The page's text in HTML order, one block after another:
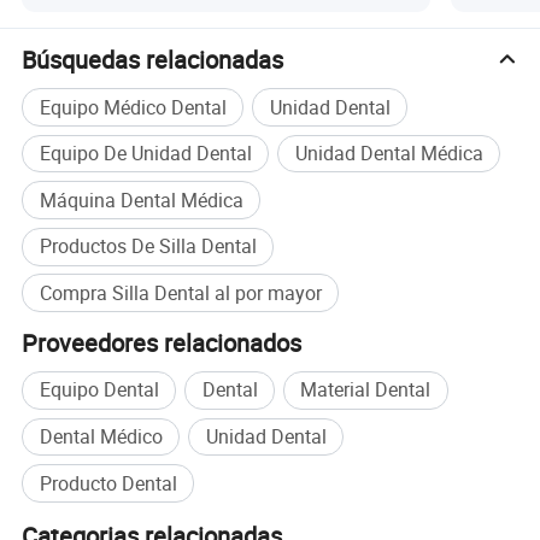
3 Presión de aire >0,55Mpa
Nuestra ventaja:
-rica experiencia y especialización en la industria dental por más
de 10 años.
-ubicado en el Centro Internacional de la Industria de
dispositivos médicos del Sur de China, ofrece una ventaja
absoluta de compra.
-poseer una cadena de suministro completa, los productos que
elegimos han inspecciona estrictamente, selecciona
Búsquedas relacionadas
Equipo Médico Dental
Unidad Dental
Equipo De Unidad Dental
Unidad Dental Médica
Máquina Dental Médica
Productos De Silla Dental
Compra Silla Dental al por mayor
Proveedores relacionados
Equipo Dental Dental
Material Dental
Dental Médico
Unidad Dental
Producto Dental